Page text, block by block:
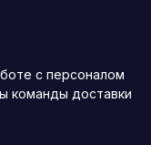
с персоналом
команды доставки